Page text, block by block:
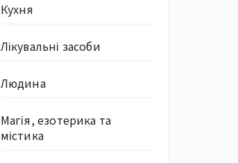
Кухня
Лікувальні засоби
Людина
Магія, езотерика та
містика